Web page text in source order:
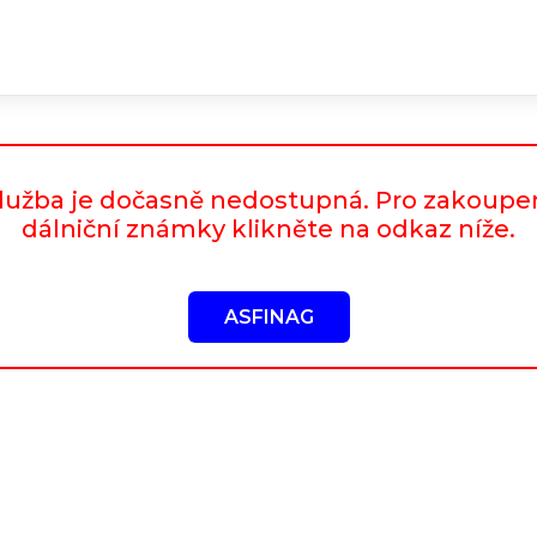
je dočasně nedostupná. Pro
dálniční známky klikněte na odkaz níže.
ASFINAG